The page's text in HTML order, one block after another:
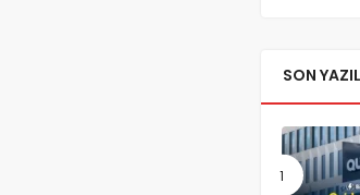
SON